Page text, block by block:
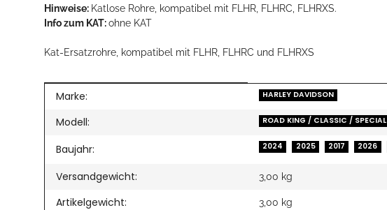
Hinweise: Katlose Rohre, kompatibel mit FLHR, FLHRC, FLHRXS.
Info zum KAT:ohne KAT
Kat-Ersatzrohre, kompatibel mit FLHR, FLHRC und FLHRXS
Produkteigenschaft
Wert
Marke: HARLEY DAVIDSON
Modell: ROAD KING / CLASSIC / SPECIAL
Baujahr: 2024 2025 2017 2026
Versandgewicht: 3,00 kg
Artikelgewicht: 3,00 kg